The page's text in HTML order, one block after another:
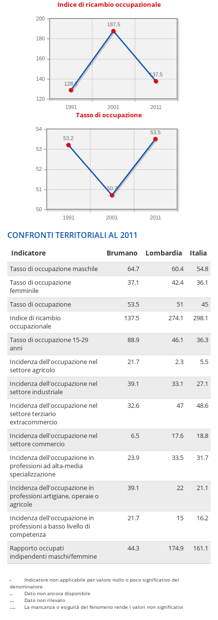
Indice di ricambio occupazionale
1991 2001 2011
120
140
160
180
200
137.5
187.5
128.6
Tasso di occupazione
1991 2001 2011
50
51
52
53
54
53.5
50.7
53.2
CONFRONTI TERRITORIALI AL 2011
Indicatore Brumano Lombardia Italia
Tasso di occupazione maschile 64.7 60.4
54.8
Tasso di occupazione
femminile
37.1 42.4 36.1
Tasso di occupazione 53.5 51
45
Indice di ricambio
occupazionale
137.5 274.1 298.1
Tasso di occupazione 15-29
anni
88.9 46.1 36.3
Incidenza dell'occupazione nel
settore agricolo
21.7 2.3 5.5
Incidenza dell'occupazione nel
settore industriale
39.1 33.1 27.1
Incidenza dell'occupazione nel
settore terziario
extracommercio
32.6 47 48.6
Incidenza dell'occupazione nel
settore commercio
6.5 17.6 18.8
Incidenza dell'occupazione in
professioni ad alta-media
specializzazione
23.9 33.5 31.7
Incidenza dell'occupazione in
professioni artigiane, operaie o
agricole
39.1 22 21.1
Incidenza dell'occupazione in
professioni a basso livello di
competenza
21.7 15 16.2
Rapporto occupati
indipendenti maschi/femmine
44.3 174.9 161.1
-
Indicatore non applicabile per valore nullo o poco significativo del
denominatore
..
Dato non ancora disponibile
...
Dato non rilevato
....
La mancanza o esiguità del fenomeno rende i valori non significativi